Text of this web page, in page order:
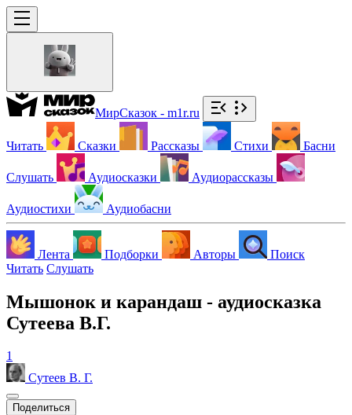
МирСказок - m1r.ru
Читать Сказки Рассказы Стихи Басни
Слушать Аудиосказки Аудиорассказы
Аудиостихи Аудиобасни
Лента Подборки Авторы
Поиск
Читать Слушать
Мышонок и карандаш - аудиосказка
Сутеева В.Г.
1
Сутеев В. Г.
Поделиться